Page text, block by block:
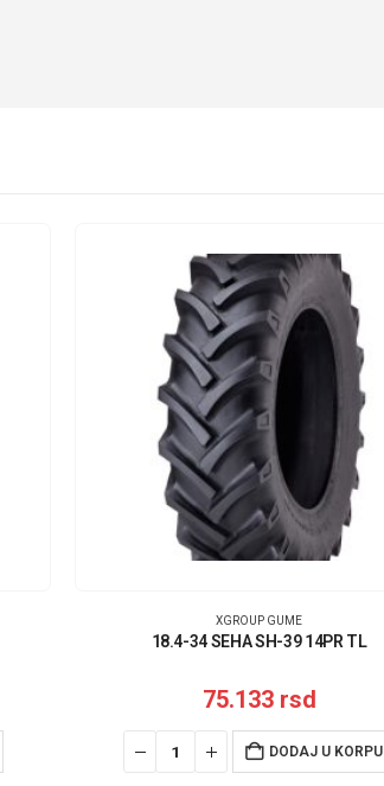
XGROUP GUME
18.4-34 SEHA SH-39 14PR TL
75.133 rsd
DODAJ U KORPU